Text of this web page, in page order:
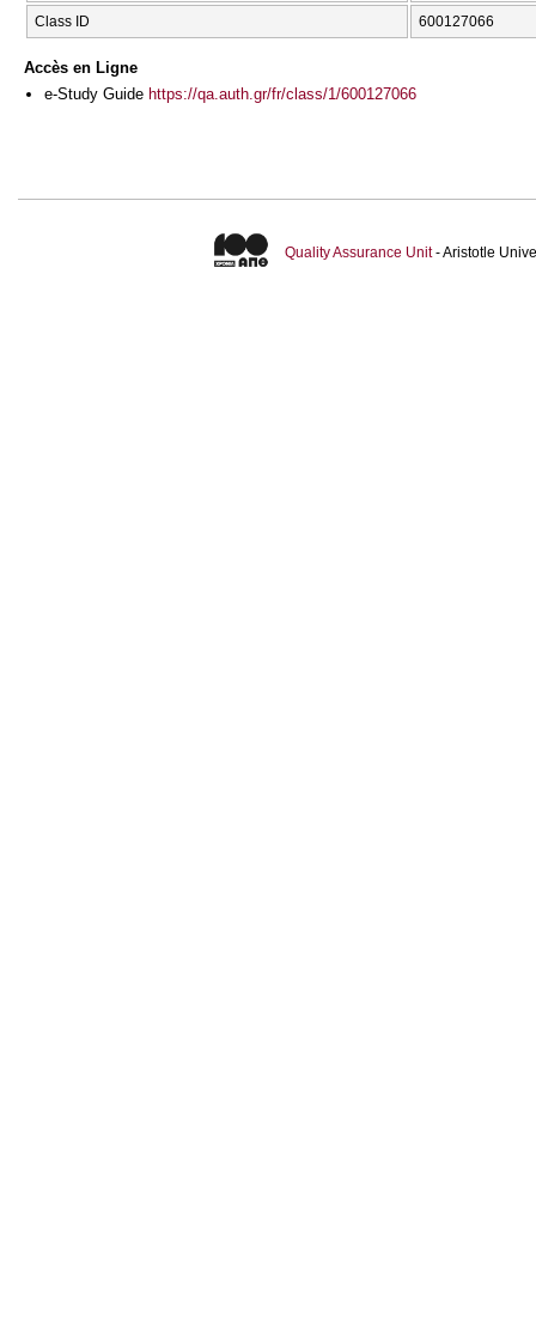
Class ID 600127066
Accès en Ligne
e-Study Guide https://qa.auth.gr/fr/class/1/600127066
Quality Assurance Unit- Aristotle